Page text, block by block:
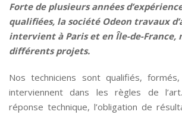
Forte de plusieurs années
qualifiées, la société Odeon travaux
intervient à Paris et en Île-de-France,
différents projets.
Nos techniciens sont qualifiés,
interviennent dans les règles de
réponse technique, l’obligation de